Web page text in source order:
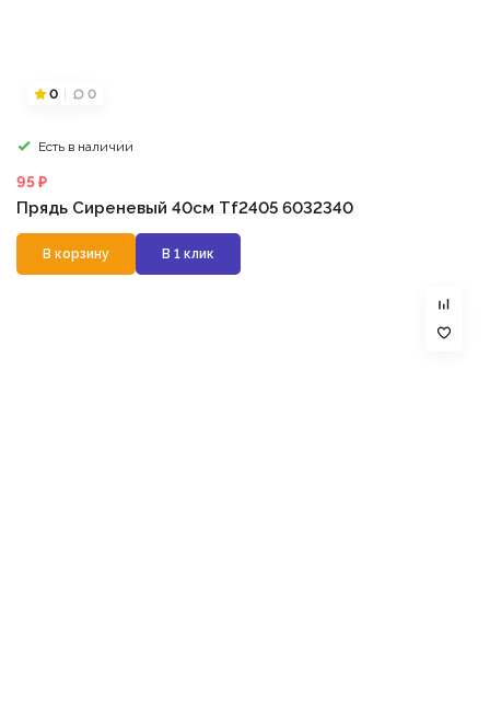
0 0
Есть в наличии
95 ₽
Прядь Сиреневый 40см Tf2405 6032340
В корзину В 1 клик